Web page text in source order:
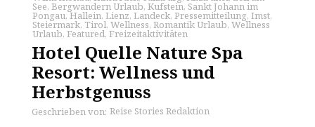
See, Bergwandern Urlaub, Kufstein, Sankt Johann im
Pongau,Hallein, Lienz, Landeck, Pressemitteilung, Imst,
Steiermark, Tirol, Wellness, Romantik Urlaub, Wellness
Urlaub, Featured, Freizeitaktivitäten
Hotel Quelle Nature Spa
Resort: Wellness und
Herbstgenuss
Geschrieben von: Reise Stories Redaktion